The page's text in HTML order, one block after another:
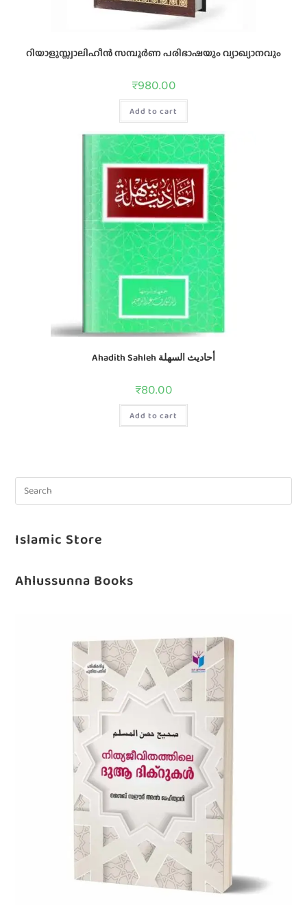
റിയാളുസ്സ്വാലിഹീന്‍ സമ്പൂർണ പരിഭാഷയും വ്യാഖ്യാനവും
₹980.00
Add to cart
Ahadith Sahleh أحاديث السهلة
₹80.00
Add to cart
Islamic Store
Ahlussunna Books